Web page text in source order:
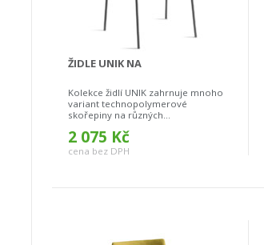
ŽIDLE UNIK NA
Kolekce židlí UNIK zahrnuje mnoho
variant technopolymerové
skořepiny na různých...
2 075 Kč
cena bez DPH